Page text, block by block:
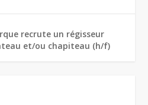
recrute un régisseur
et/ou chapiteau (h/f)